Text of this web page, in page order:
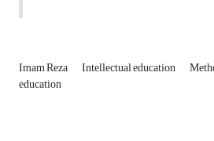
Imam Reza Intellectual education
education